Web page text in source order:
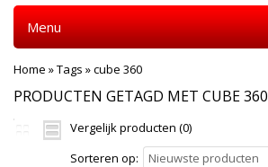
Menu
Home »Tags »cube 360
PRODUCTEN GETAGD MET CUBE 360
Vergelijk producten (0)
Sorteren op:
Nieuwste producten